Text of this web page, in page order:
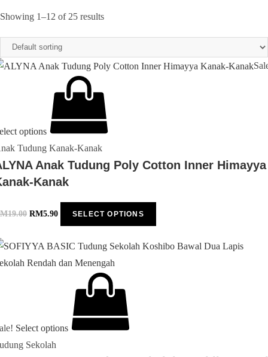
Showing 1–12 of 25 results
options
Tudung Kanak-Kanak
Anak Tudung Poly Cotton Inner Himayya
Kanak
19.00 RM5.90 SELECT OPTIONS
Select options
Sekolah